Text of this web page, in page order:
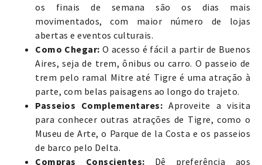
os finais de semana são os dias mais
movimentados, com maior número de lojas
abertas e eventos culturais.
Como Chegar: O acesso é fácil a partir de Buenos
Aires, seja de trem, ônibus ou carro. O passeio de
trem pelo ramal Mitre até Tigre é uma atração à
parte, com belas paisagens ao longo do trajeto.
Passeios Complementares: Aproveite a visita
para conhecer outras atrações de Tigre, como o
Museu de Arte, o Parque de la Costa e os passeios
de barco pelo Delta.
Compras Conscientes: Dê preferência aos